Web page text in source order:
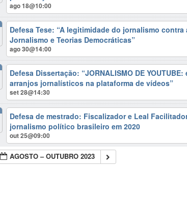
ago 18@10:00
Defesa Tese: “A legitimidade do jornalismo
Jornalismo e Teorias Democráticas”
ago 30@14:00
Defesa Dissertação: “JORNALISMO DE
arranjos jornalísticos na plataforma de vídeos”
set 28@14:30
Defesa de mestrado: Fiscalizador e Leal
jornalismo político brasileiro em 2020
out 25@09:00
AGOSTO – OUTUBRO 2023